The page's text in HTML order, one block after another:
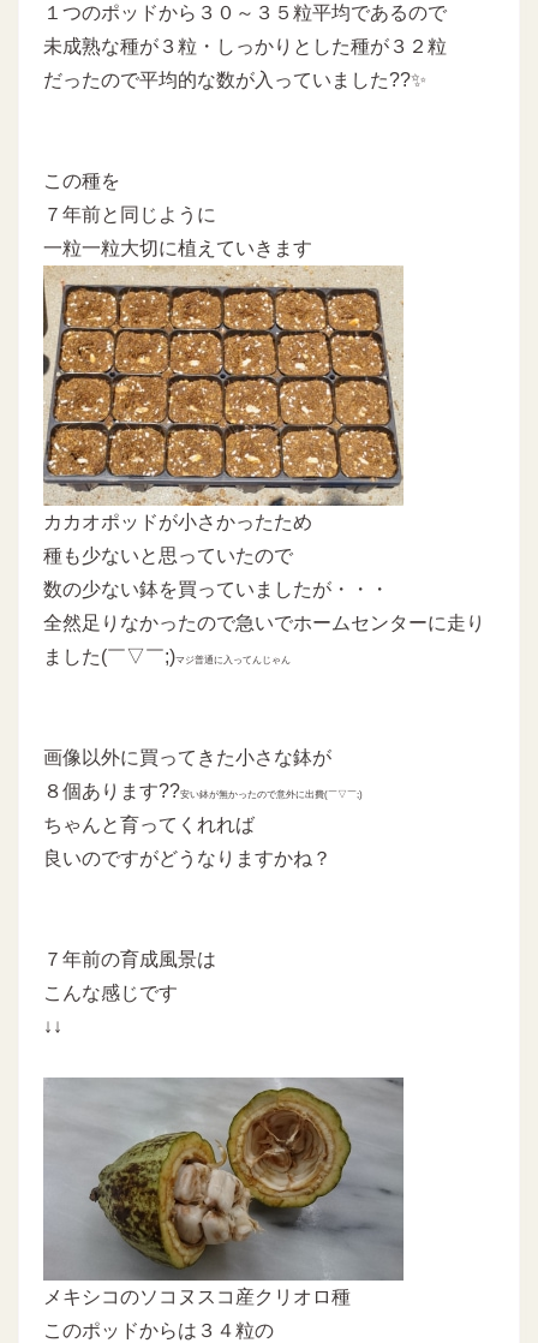
１つのポッドから３０～３５粒平均であるので
未成熟な種が３粒・しっかりとした種が３２粒
だったので平均的な数が入っていました??✨
この種を
７年前と同じように
一粒一粒大切に植えていきます
カカオポッドが小さかったため
種も少ないと思っていたので
数の少ない鉢を買っていましたが・・・
全然足りなかったので急いでホームセンターに走り
ました(￣▽￣;)マジ普通に入ってんじゃん
画像以外に買ってきた小さな鉢が
８個あります??安い鉢が無かったので意外に出費(￣▽￣;)
ちゃんと育ってくれれば
良いのですがどうなりますかね？
７年前の育成風景は
こんな感じです
↓↓
メキシコのソコヌスコ産クリオロ種
このポッドからは３４粒の